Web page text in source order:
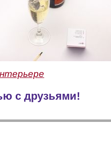
с друзьями!